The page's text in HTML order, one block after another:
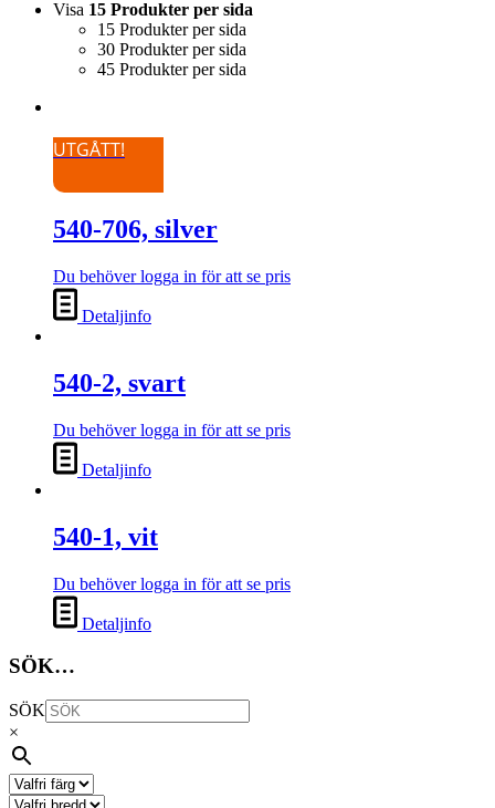
Visa 15 Produkter per sida
15 Produkter per sida
30 Produkter per sida
45 Produkter per sida
UTGÅTT!
540-706, silver
Du behöver logga in för att se pris
Detaljinfo
540-2, svart
Du behöver logga in för att se pris
Detaljinfo
540-1, vit
Du behöver logga in för att se pris
Detaljinfo
SÖK…
SÖK
×